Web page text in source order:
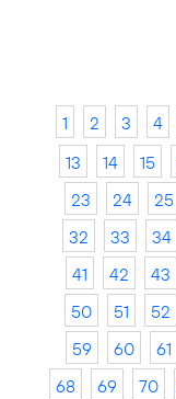
1 2 3 4
13
14 15
23
24 25
32
33 34
41
42 43
50
51 52
59
60 61
68
69 70